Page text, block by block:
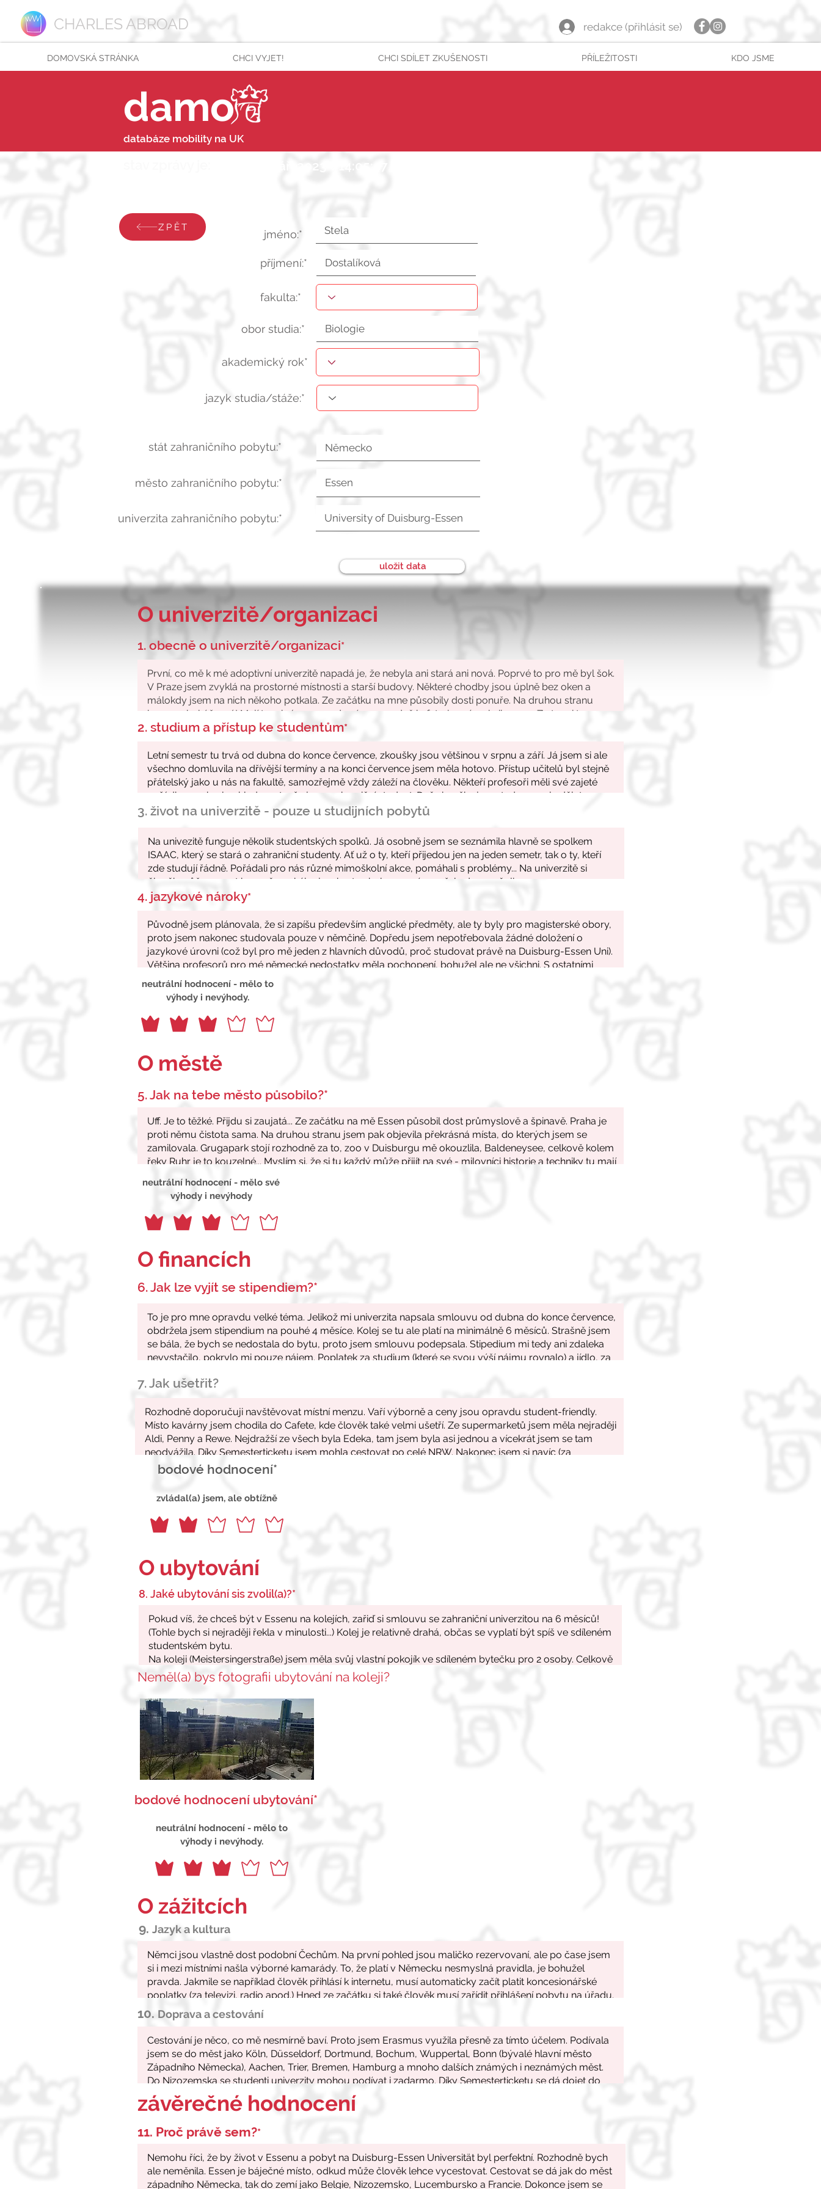
CHARLES ABROAD redakce (přihlásit se)
DOMOVSKÁ STRÁNKA CHCI VYJET! CHCI SDÍLET ZKUŠENOSTI PŘÍLEŽITOSTI KDO JSME
damo
databáze mobility na UK
ZPĚT
jméno:*
příjmení:*
fakulta:*
obor studia:*
akademický rok*
jazyk studia/stáže:*
stát zahraničního pobytu:*
město zahraničního pobytu:*
univerzita zahraničního pobytu:*
uložit data
O univerzitě/organizaci
1. obecně o univerzitě/organizaci*
2. studium a přístup ke studentům*
3. život na univerzitě - pouze u studijních pobytů
4. jazykové nároky*
neutrální hodnocení - mělo to
výhody i nevýhody.
O městě
5. Jak na tebe město působilo?*
neutrální hodnocení - mělo své
výhody i nevýhody
O financích
6. Jak lze vyjít se stipendiem?*
7. Jak ušetřit?
bodové hodnocení*
zvládal(a) jsem, ale obtížně
O ubytování
8. Jaké ubytování sis zvolil(a)?*
Neměl(a) bys fotografii ubytování na koleji?
bodové hodnocení ubytování*
neutrální hodnocení - mělo to
výhody i nevýhody.
O zážitcích
9. Jazyk a kultura
10. Doprava a cestování
závěrečné hodnocení
11. Proč právě sem?*